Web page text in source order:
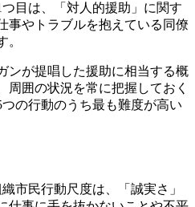
目は、「対人的援助」に関す
事やトラブルを抱えている同僚
。
ンが提唱した援助に相当する概
周囲の状況を常に把握しておく
の行動のうち最も難度が高い
市民行動尺度は、「誠実さ」